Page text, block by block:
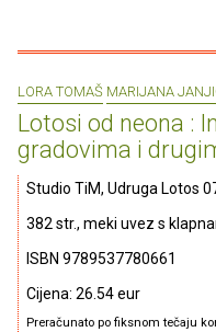
LORA TOMAŠ MARIJANA
Lotosi od neona :
gradovima i
Studio TiM, Udruga Lotos
382 str., meki uvez s
ISBN 9789537780661
Cijena: 26.54 eur
Preračunato po fiksnom tečaju